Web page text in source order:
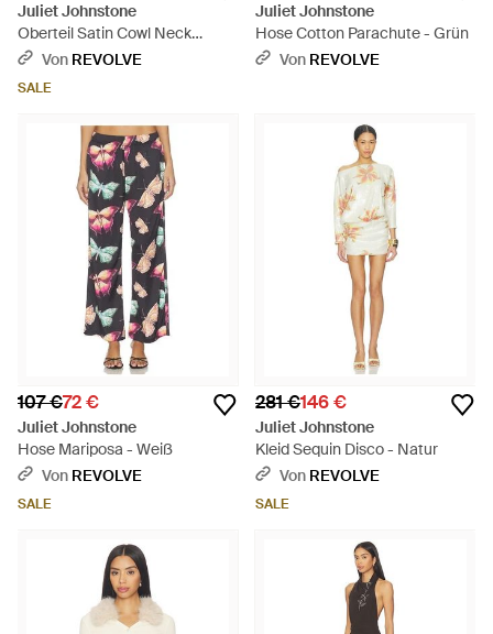
Juliet Johnstone
Oberteil Satin Cowl Neck
Halter - Mehrfarbig
Von REVOLVE
SALE
Juliet Johnstone
Hose Cotton Parachute - Grün
Von REVOLVE
107 €72 €
Juliet Johnstone
Hose Mariposa - Weiß
Von REVOLVE
SALE
281 €146 €
Juliet Johnstone
Kleid Sequin Disco - Natur
Von REVOLVE
SALE